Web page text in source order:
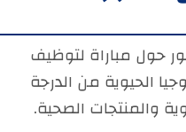
حول مباراة لتوظيف
الحيوية من الدرجة
والمنتجات الصحية.